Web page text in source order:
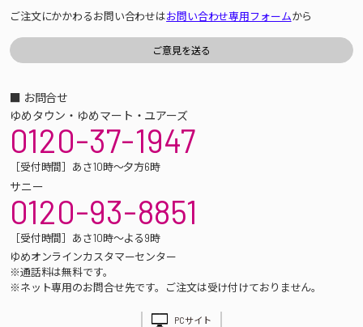
ご注文にかかわるお問い合わせはお問い合わせ専用フォームから
■ お問合せ
ゆめタウン・ゆめマート・ユアーズ
0120-37-1947
［受付時間］あさ10時～夕方6時
サニー
0120-93-8851
［受付時間］あさ10時～よる9時
ゆめオンラインカスタマーセンター
※通話料は無料です。
※ネット専用のお問合せ先です。ご注文は受け付けておりません。
PCサイト